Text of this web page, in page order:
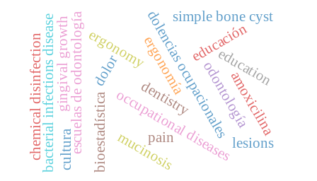
ergonomía
dolencias ocupacionales
dolor odontología
ergonomy
occupational diseases
pain
dentistry
bioestadística
educación
escuelas de odontología education
amoxicilina
bacterial infections disease mucinosis
gingival growth
chemical disinfection
simple bone cyst
lesions
cultura